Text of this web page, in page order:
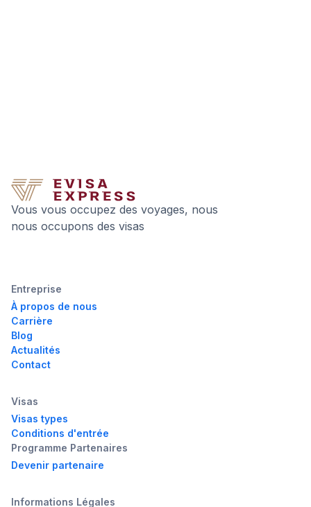
Vous vous occupez des voyages, nous
nous occupons des visas
Entreprise
À propos de nous
Carrière
Blog
Actualités
Contact
Visas
Visas types
Conditions d'entrée
Programme Partenaires
Devenir partenaire
Informations Légales